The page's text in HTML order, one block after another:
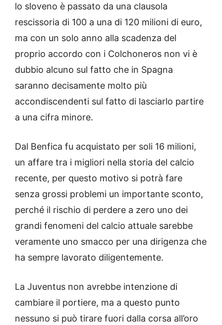
lo sloveno è passato da una clausola
rescissoria di 100 a una di 120 milioni di euro,
ma con un solo anno alla scadenza del
proprio accordo con i Colchoneros non vi è
dubbio alcuno sul fatto che in Spagna
saranno decisamente molto più
accondiscendenti sul fatto di lasciarlo partire
a una cifra minore.
Dal Benfica fu acquistato per soli 16 milioni,
un affare tra i migliori nella storia del calcio
recente, per questo motivo si potrà fare
senza grossi problemi un importante sconto,
perché il rischio di perdere a zero uno dei
grandi fenomeni del calcio attuale sarebbe
veramente uno smacco per una dirigenza che
ha sempre lavorato diligentemente.
La Juventus non avrebbe intenzione di
cambiare il portiere, ma a questo punto
nessuno si può tirare fuori dalla corsa all’oro